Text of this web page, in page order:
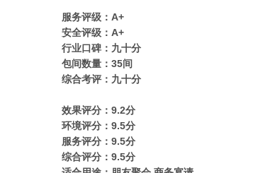
服务评级：A+
安全评级：A+
行业口碑：九十分
包间数量：35间
综合考评：九十分
效果评分：9.2分
环境评分：9.5分
服务评分：9.5分
综合评分：9.5分